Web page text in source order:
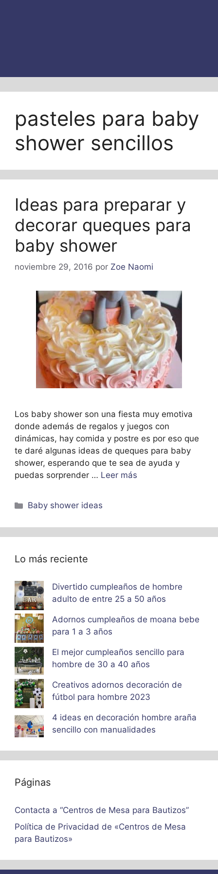
pasteles para baby
shower sencillos
Ideas para preparar y
decorar queques para
baby shower
noviembre 29, 2016 por Zoe Naomi
Los baby shower son una fiesta muy emotiva
donde además de regalos y juegos con
dinámicas, hay comida y postre es por eso que
te daré algunas ideas de queques para baby
shower, esperando que te sea de ayuda y
puedas sorprender … Leer más
Categorías
Baby shower ideas
Lo más reciente
Divertido cumpleaños de hombre
adulto de entre 25 a 50 años
Adornos cumpleaños de moana bebe
para 1 a 3 años
El mejor cumpleaños sencillo para
hombre de 30 a 40 años
Creativos adornos decoración de
fútbol para hombre 2023
4 ideas en decoración hombre araña
sencillo con manualidades
Páginas
Contacta a “Centros de Mesa para Bautizos”
Política de Privacidad de «Centros de Mesa
para Bautizos»